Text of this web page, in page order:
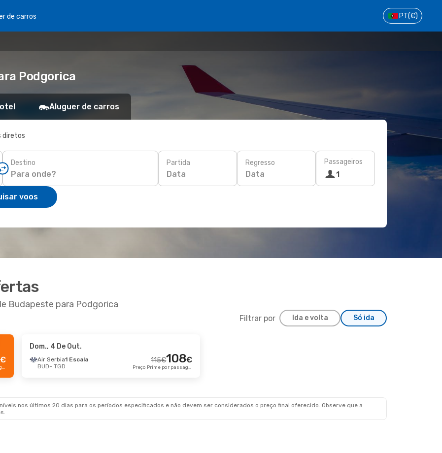
de carros PT(€)
Podgorica
Aluguer de carros
diretos
Destino Partida
Data
Regresso
Data
Passageiros
1
voos
Budapeste para Podgorica
Filtrar por Ida e volta Só ida
Ago.
€
€
Preço Prime por passageiro
Dom., 4 De Out.
Air Serbia1 Escala
BUD- TGD
115€108€
Preço Prime por passageiro
nos últimos 20 dias para os períodos especificados e não devem ser considerados o preço final oferecido. Observe que a